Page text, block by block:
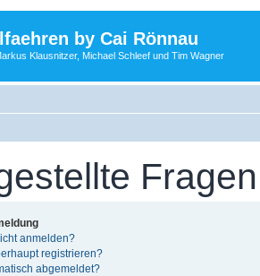
by Cai Rönnau
Klausnitzer, Michael Schleef und Tim Wagner
Fragen
anmelden?
registrieren?
abgemeldet?